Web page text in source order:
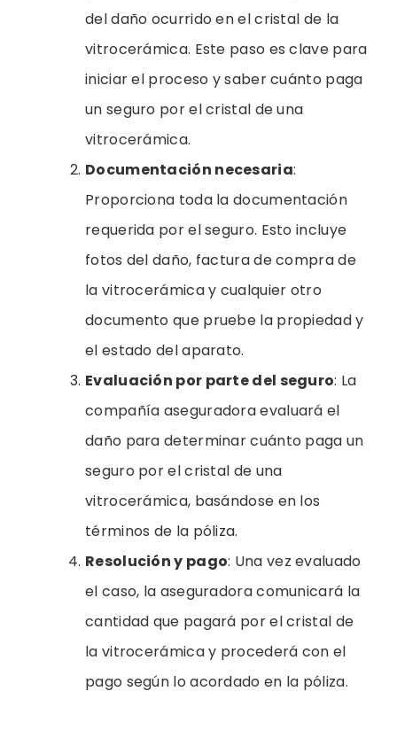
del daño ocurrido en el cristal de la
vitrocerámica. Este paso es clave para
iniciar el proceso y saber cuánto paga
un seguro por el cristal de una
vitrocerámica.
Documentación necesaria:
Proporciona toda la documentación
requerida por el seguro. Esto incluye
fotos del daño, factura de compra de
la vitrocerámica y cualquier otro
documento que pruebe la propiedad y
el estado del aparato.
Evaluación por parte del seguro: La
compañía aseguradora evaluará el
daño para determinar cuánto paga un
seguro por el cristal de una
vitrocerámica, basándose en los
términos de la póliza.
Resolución y pago: Una vez evaluado
el caso, la aseguradora comunicará la
cantidad que pagará por el cristal de
la vitrocerámica y procederá con el
pago según lo acordado en la póliza.